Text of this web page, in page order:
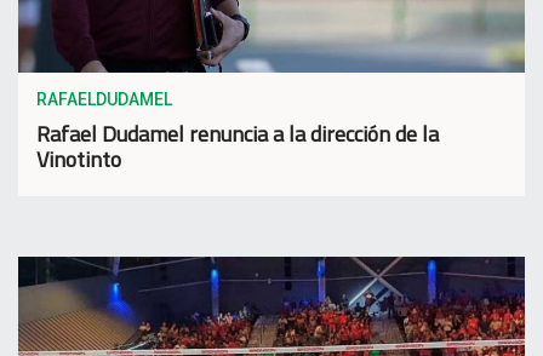
RAFAELDUDAMEL
Rafael Dudamel renuncia a la dirección de la
Vinotinto